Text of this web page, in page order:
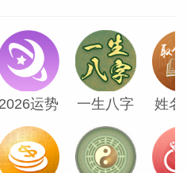
时代的人认为，性高
可以从第八宫的配置
2026运势 一生八字 姓名